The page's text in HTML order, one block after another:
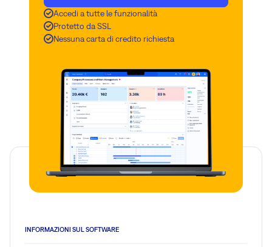
Accedi a tutte le funzionalità
Protetto da SSL
Nessuna carta di credito richiesta
INFORMAZIONI SUL SOFTWARE